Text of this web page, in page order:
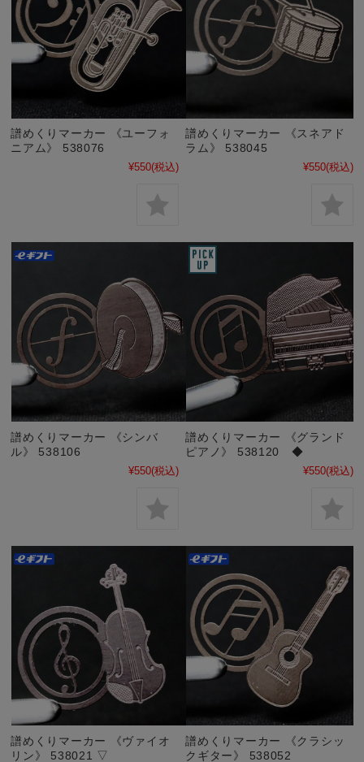
譜めくりマーカー 《ユーフォ
ニアム》 538076
¥550(税込)
譜めくりマーカー 《スネアド
ラム》 538045
¥550(税込)
譜めくりマーカー 《シンバ
ル》 538106
¥550(税込)
譜めくりマーカー 《グランド
ピアノ》 538120 ◆
¥550(税込)
譜めくりマーカー 《ヴァイオ
リン》 538021 ▽
譜めくりマーカー 《クラシッ
クギター》 538052